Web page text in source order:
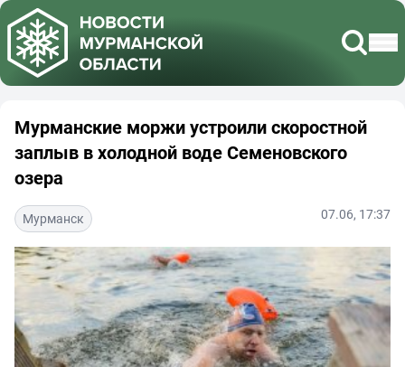
Мурманские моржи устроили скоростной
заплыв в холодной воде Семеновского
озера
Мурманск 07.06, 17:37